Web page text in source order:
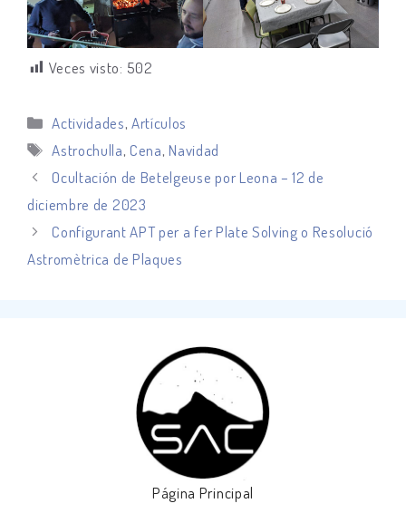
Veces visto: 502
Categorías
Actividades,Artículos
Etiquetas
Astrochulla, Cena, Navidad
Ocultación de Betelgeuse por Leona – 12 de
diciembre de 2023
Configurant APT per a fer Plate Solving o Resolució
Astromètrica de Plaques
Página Principal